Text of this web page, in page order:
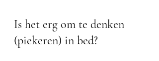
Is het erg om te denken
(piekeren) in bed?